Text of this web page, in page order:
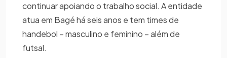
continuar apoiando o trabalho social. A entidade
atua em Bagé há seis anos e tem times de
handebol – masculino e feminino – além de
futsal.